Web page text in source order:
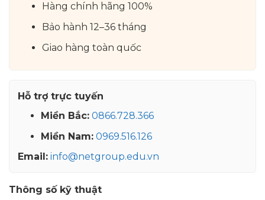
Hàng chính hãng 100%
Bảo hành 12–36 tháng
Giao hàng toàn quốc
Hỗ trợ trực tuyến
Miền Bắc: 0866.728.366
Miền Nam: 0969.516.126
Email: info@netgroup.edu.vn
Thông số kỹ thuật